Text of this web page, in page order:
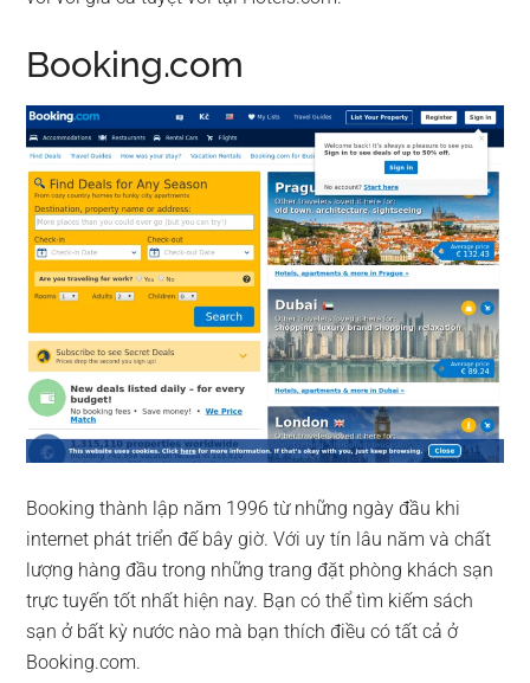
Booking.com
Booking thành lập năm 1996 từ những ngày đầu khi
internet phát triển đế bây giờ. Với uy tín lâu năm và chất
lượng hàng đầu trong những trang đặt phòng khách sạn
trực tuyến tốt nhất hiện nay. Bạn có thể tìm kiếm sách
sạn ở bất kỳ nước nào mà bạn thích điều có tất cả ở
Booking.com.